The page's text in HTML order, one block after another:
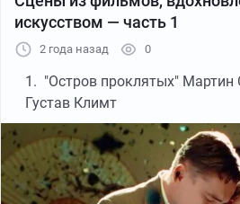
искусством — часть 1
2 года назад 0
"Остров проклятых" Мартин
Густав Климт